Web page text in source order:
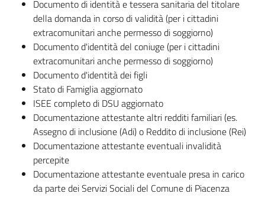
Documento di identità e tessera sanitaria del titolare
della domanda in corso di validità (per i cittadini
extracomunitari anche permesso di soggiorno)
Documento d'identità del coniuge (per i cittadini
extracomunitari anche permesso di soggiorno)
Documento d'identità dei figli
Stato di Famiglia aggiornato
ISEE completo di DSU aggiornato
Documentazione attestante altri redditi familiari (es.
Assegno di inclusione (Adi) o Reddito di inclusione (Rei)
Documentazione attestante eventuali invalidità
percepite
Documentazione attestante eventuale presa in carico
da parte dei Servizi Sociali del Comune di Piacenza